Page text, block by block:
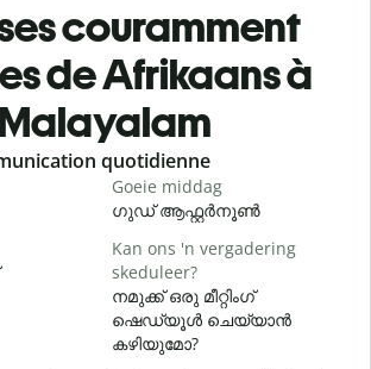
couramment
de Afrikaans à
Malayalam
quotidienne
Goeie middag
ഗുഡ് ആഫ്റ്റർനൂൺ
Kan ons 'n vergadering
skeduleer?
നമുക്ക് ഒരു മീറ്റിംഗ്
ഷെഡ്യൂൾ ചെയ്യാൻ
കഴിയുമോ?